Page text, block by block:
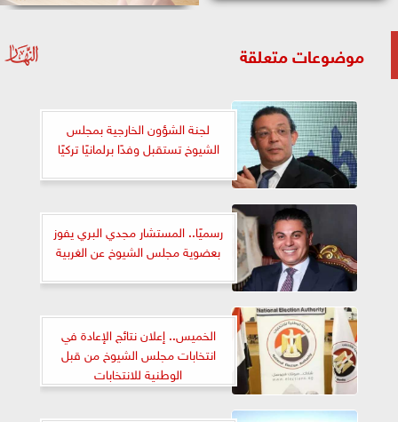
موضوعات متعلقة
لجنة الشؤون الخارجية بمجلس
الشيوخ تستقبل وفدًا برلمانيًا تركيًا
رسميًا.. المستشار مجدي البري يفوز
بعضوية مجلس الشيوخ عن الغربية
الخميس.. إعلان نتائج الإعادة في
انتخابات مجلس الشيوخ من قبل
الوطنية للانتخابات